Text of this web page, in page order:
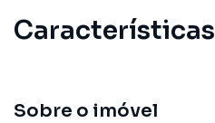
Sobre o imóvel